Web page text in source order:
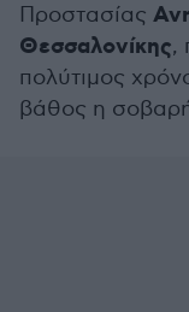
Προστασίας
Θεσσαλονίκης,
πολύτιμος
βάθος η